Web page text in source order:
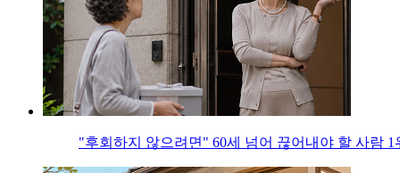
"후회하지 않으려면" 60세 넘어 끊어내야 할 사람 1